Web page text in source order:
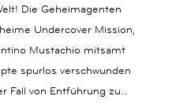
Die Geheimagenten
Undercover Mission,
Mustachio mitsamt
spurlos verschwunden
Fall von Entführung zu...